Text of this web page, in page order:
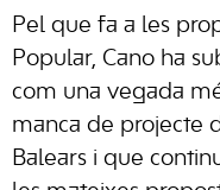
Pel que fa a les
Popular, Cano ha
com una vegada
manca de projecte
Balears i que